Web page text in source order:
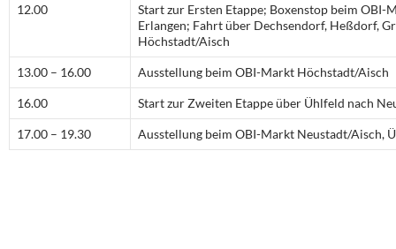
12.00
Start zur Ersten Etappe; Boxenstop beim OBI-
Erlangen; Fahrt über Dechsendorf, Heßdorf,
Höchstadt/Aisch
13.00 – 16.00 Ausstellung beim OBI-Markt Höchstadt/Aisch
16.00 Start zur Zweiten Etappe über Ühlfeld nach
17.00 – 19.30 Ausstellung beim OBI-Markt Neustadt/Aisch,